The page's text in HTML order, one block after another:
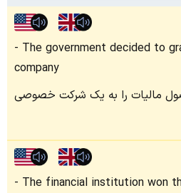
The government decided to
company
مالیات‌ را به یک شرکت خصوصی
The financial institution won